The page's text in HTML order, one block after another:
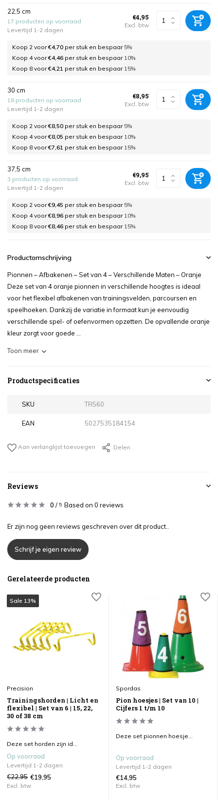
22,5 cm
17 producten op voorraad
Levertijd 1-2 dagen
€4,95
Excl. btw
Koop 2 voor€4,70 per stuk en bespaar 5%
Koop 4 voor€4,46 per stuk en bespaar 10%
Koop 8 voor€4,21 per stuk en bespaar 15%
30 cm
18 producten op voorraad
Levertijd 1-2 dagen
€8,95
Excl. btw
Koop 2 voor€8,50 per stuk en bespaar 5%
Koop 4 voor€8,05 per stuk en bespaar 10%
Koop 8 voor€7,61 per stuk en bespaar 15%
37,5 cm
3 producten op voorraad
Levertijd 1-2 dagen
€9,95
Excl. btw
Koop 2 voor€9,45 per stuk en bespaar 5%
Koop 4 voor€8,96 per stuk en bespaar 10%
Koop 8 voor€8,46 per stuk en bespaar 15%
Productomschrijving
Pionnen – Afbakenen – Set van 4 – Verschillende Maten – Oranje
Deze set van 4 oranje pionnen in verschillende hoogtes is ideaal
voor het flexibel afbakenen van trainingsvelden, parcoursen en
speelhoeken. Dankzij de variatie in formaat kun je eenvoudig
verschillende spel- of oefenvormen opzetten. De opvallende oranje
kleur zorgt voor goede ...
Toon meer
Productspecificaties
SKU TR560
EAN 5027535184154
Aan verlanglijst toevoegen Delen
Reviews
0 / 5 Based on 0 reviews
Er zijn nog geen reviews geschreven over dit product..
Schrijf je eigen review
Gerelateerde producten
Sale 13%
Precision
Trainingshorden | Licht en
flexibel | Set van 6 | 15, 22,
30 of 38 cm
Deze set horden zijn id...
Op voorraad
Levertijd 1-2 dagen
€22,95 €19,95
Excl. btw
Spordas
Pion hoesjes | Set van 10 |
Cijfers 1 t/m 10
Deze set pionnen hoesje...
Op voorraad
Levertijd 1-2 dagen
€14,95
Excl. btw